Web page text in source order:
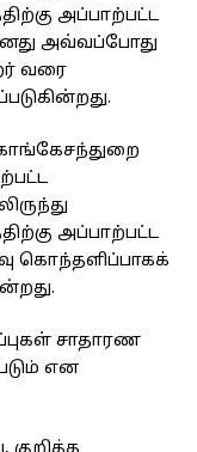
அப்பாற்பட்ட
அவ்வப்போது
வரை
அப்பாற்பட்ட
கொந்தளிப்பாகக்
சாதாரண
என